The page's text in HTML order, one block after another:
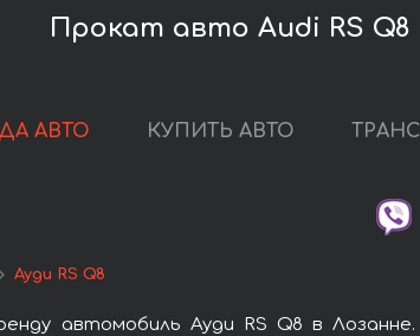
Прокат авто Audi RS Q8
АВТО КУПИТЬ АВТО
Ауди RS Q8
автомобиль Ауди RS Q8 в